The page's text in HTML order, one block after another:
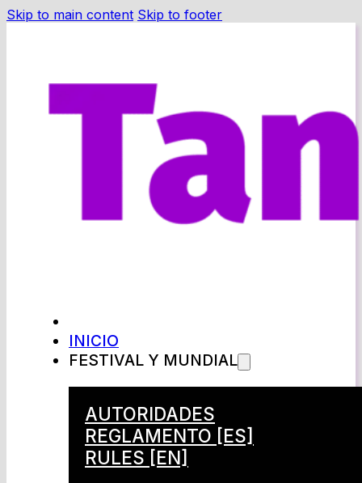
Skip to main content Skip to footer
INICIO
FESTIVAL Y MUNDIAL
AUTORIDADES
REGLAMENTO [ES]
RULES [EN]